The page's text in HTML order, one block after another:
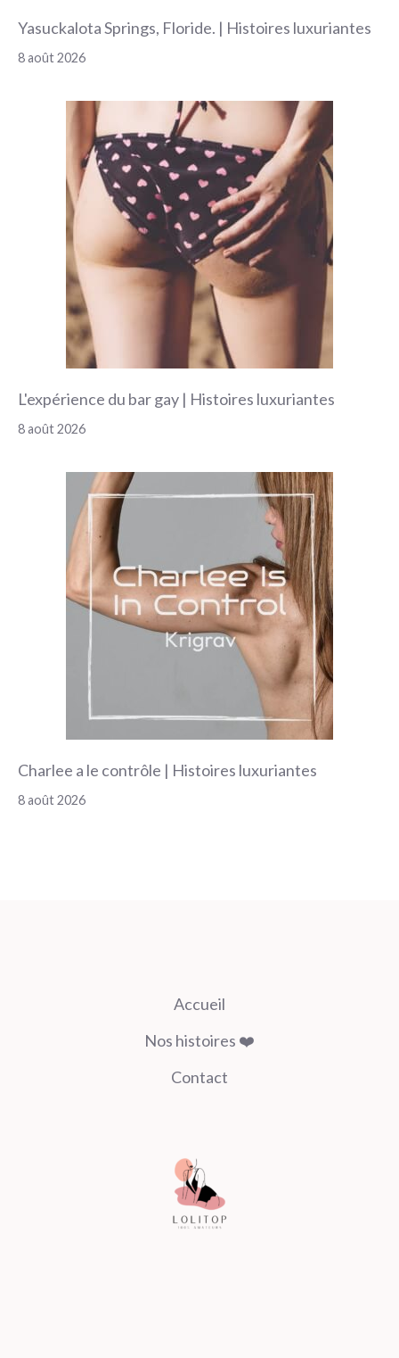
Yasuckalota Springs, Floride. | Histoires luxuriantes
8 août 2026
L'expérience du bar gay | Histoires luxuriantes
8 août 2026
Charlee a le contrôle | Histoires luxuriantes
8 août 2026
Accueil
Nos histoires ❤️
Contact